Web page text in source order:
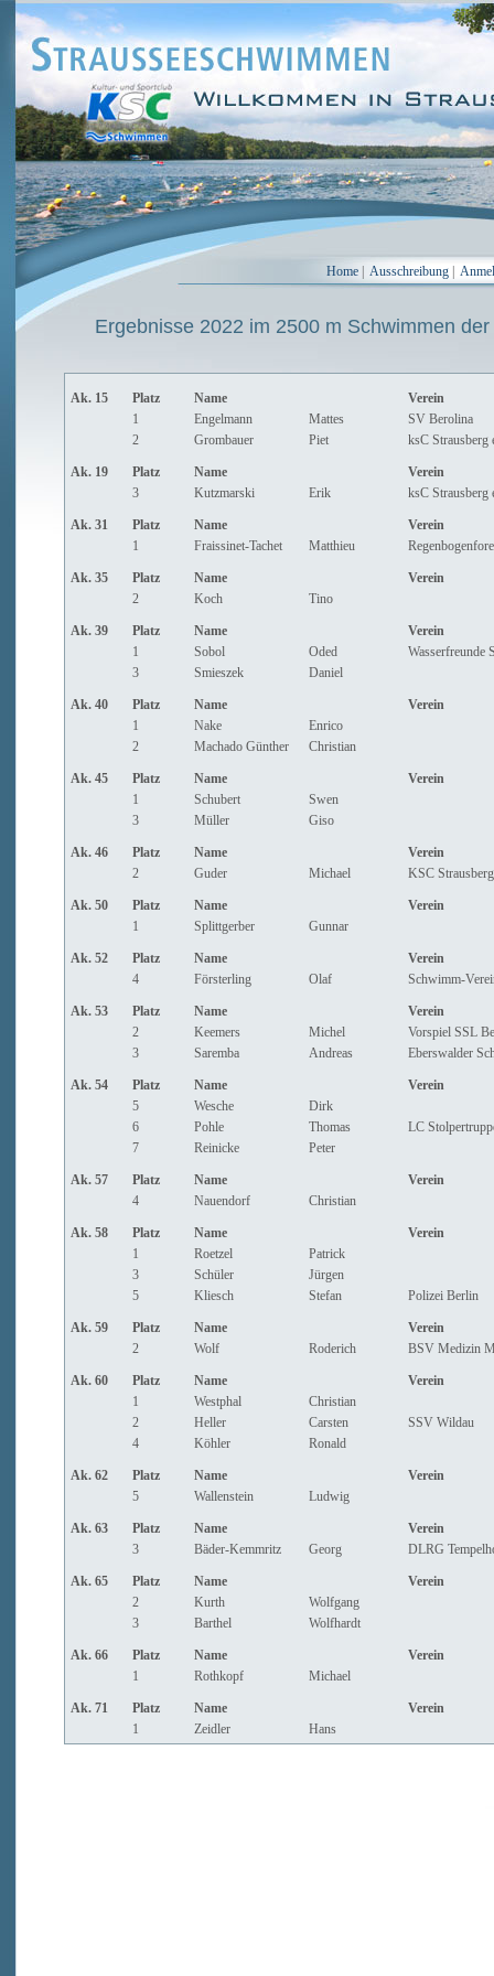
Home Ausschreibung
Ergebnisse 2022 im 2500 m Schwimmen der
Ak. 15 Platz Name
Verein
1
Engelmann Mattes
SV Berolina
2
Grombauer Piet ksC Strausberg
Ak. 19 Platz Name
Verein
3
Kutzmarski Erik ksC Strausberg
Ak. 31 Platz Name
Verein
1
Fraissinet-Tachet Matthieu
Ak. 35 Platz Name
Verein
2
Koch Tino
Ak. 39 Platz Name
Verein
1
Sobol Oded
Wasserfreunde
3
Smieszek Daniel
Ak. 40 Platz Name
Verein
1
Nake
Enrico
2
Machado Günther Christian
Ak. 45 Platz Name
Verein
1
Schubert
Swen
3
Müller Giso
Ak. 46 Platz Name
Verein
2
Guder Michael KSC
Ak. 50 Platz Name
Verein
1
Splittgerber Gunnar
Ak. 52 Platz Name
Verein
4
Försterling Olaf Schwimm-
Ak. 53 Platz Name
Verein
2
Keemers Michel
Vorspiel SSL
3
Saremba Andreas Eberswalder
Ak. 54 Platz Name
Verein
5
Wesche
Dirk
6
Pohle Thomas
LC
7
Reinicke Peter
Ak. 57 Platz Name
Verein
4
Nauendorf Christian
Ak. 58 Platz Name
Verein
1
Roetzel
Patrick
3
Schüler
Jürgen
5
Kliesch Stefan Polizei Berlin
Ak. 59 Platz Name
Verein
2
Wolf Roderich BSV Medizin
Ak. 60 Platz Name
Verein
1
Westphal
Christian
2
Heller Carsten
SSV Wildau
4
Köhler Ronald
Ak. 62 Platz Name
Verein
5
Wallenstein Ludwig
Ak. 63 Platz Name
Verein
3
Bäder-Kemmritz Georg DLRG
Ak. 65 Platz Name
Verein
2
Kurth
Wolfgang
3
Barthel Wolfhardt
Ak. 66 Platz Name
Verein
1
Rothkopf Michael
Ak. 71 Platz Name
Verein
1
Zeidler Hans